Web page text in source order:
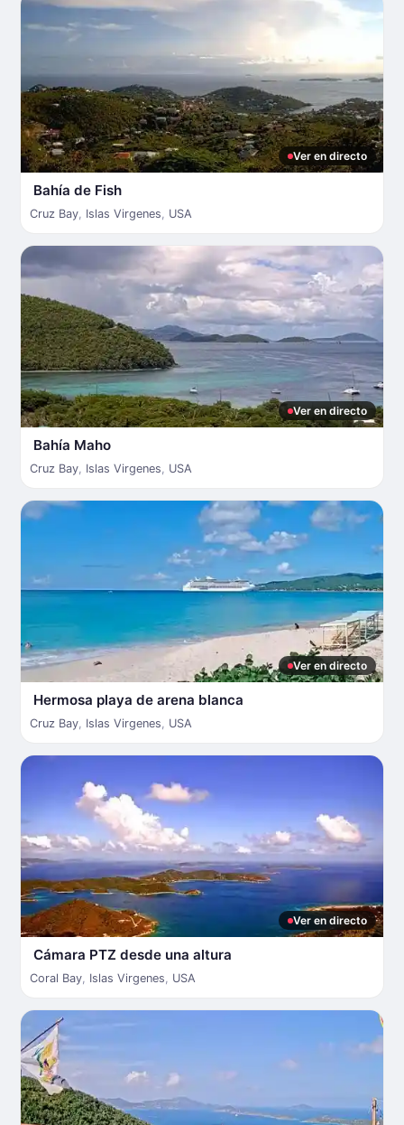
Ver en directo
Bahía de Fish
Cruz Bay, Islas Virgenes, USA
Ver en directo
Bahía Maho
Cruz Bay, Islas Virgenes, USA
Ver en directo
Hermosa playa de arena blanca
Cruz Bay, Islas Virgenes, USA
Ver en directo
Cámara PTZ desde una altura
Coral Bay, Islas Virgenes, USA